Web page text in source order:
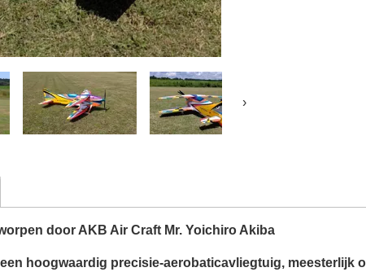
›
door AKB Air Craft Mr. Yoichiro Akiba
hoogwaardig precisie-aerobaticavliegtuig, meesterlijk